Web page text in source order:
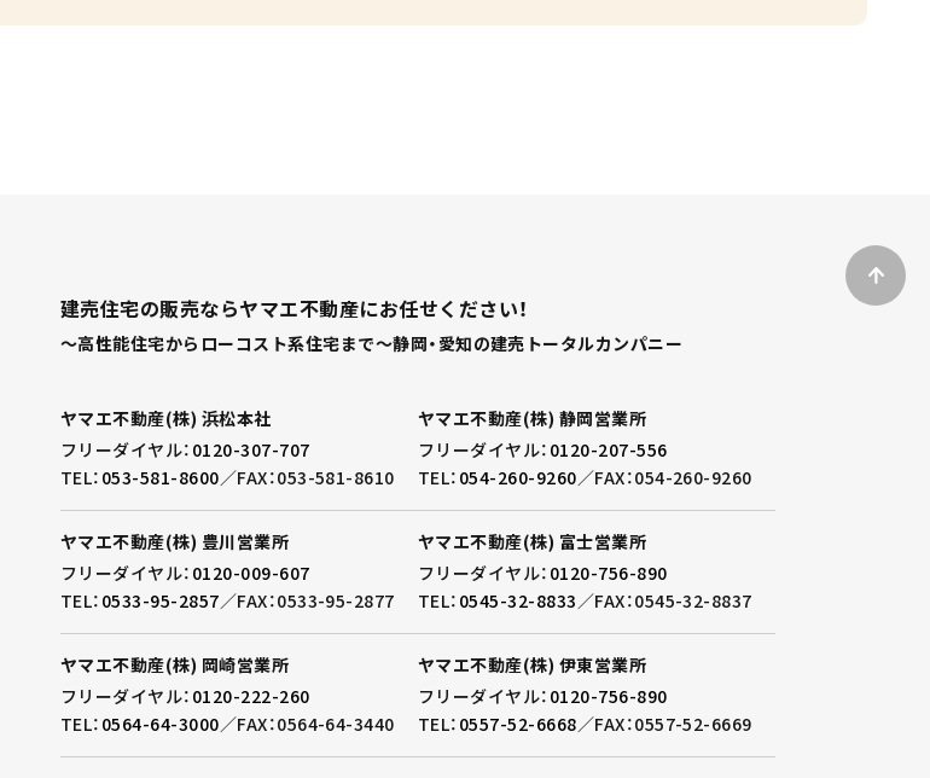
建売住宅の販売ならヤマエ不動産にお任せください！
～高性能住宅からローコスト系住宅まで～静岡・愛知の建売トータルカンパニー
ヤマエ不動産(株) 浜松本社
フリーダイヤル： 0120-307-707
TEL： 053-581-8600／FAX：053-581-8610
ヤマエ不動産(株) 静岡営業所
フリーダイヤル： 0120-207-556
TEL： 054-260-9260／FAX：054-260-9260
ヤマエ不動産(株) 豊川営業所
フリーダイヤル： 0120-009-607
TEL： 0533-95-2857／FAX：0533-95-2877
ヤマエ不動産(株) 富士営業所
フリーダイヤル： 0120-756-890
TEL： 0545-32-8833 ／FAX：0545-32-8837
ヤマエ不動産(株) 岡崎営業所
フリーダイヤル： 0120-222-260
TEL： 0564-64-3000／FAX：0564-64-3440
ヤマエ不動産(株) 伊東営業所
フリーダイヤル： 0120-756-890
TEL： 0557-52-6668／FAX：0557-52-6669